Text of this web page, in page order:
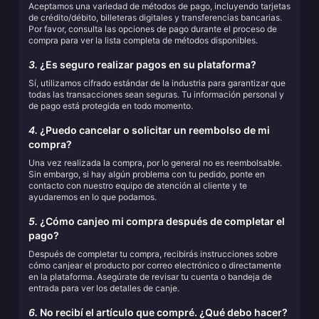
Aceptamos una variedad de métodos de pago, incluyendo tarjetas
de crédito/débito, billeteras digitales y transferencias bancarias.
Por favor, consulta las opciones de pago durante el proceso de
compra para ver la lista completa de métodos disponibles.
3. ¿Es seguro realizar pagos en su plataforma?
Sí, utilizamos cifrado estándar de la industria para garantizar que
todas las transacciones sean seguras. Tu información personal y
de pago está protegida en todo momento.
4. ¿Puedo cancelar o solicitar un reembolso de mi
compra?
Una vez realizada la compra, por lo general no es reembolsable.
Sin embargo, si hay algún problema con tu pedido, ponte en
contacto con nuestro equipo de atención al cliente y te
ayudaremos en lo que podamos.
5. ¿Cómo canjeo mi compra después de completar el
pago?
Después de completar tu compra, recibirás instrucciones sobre
cómo canjear el producto por correo electrónico o directamente
en la plataforma. Asegúrate de revisar tu cuenta o bandeja de
entrada para ver los detalles de canje.
6. No recibí el artículo que compré. ¿Qué debo hacer?